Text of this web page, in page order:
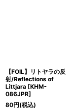
【FOIL】リトヤラの反
射/Reflections of
Littjara [KHM-
086JPR]
80円(税込)